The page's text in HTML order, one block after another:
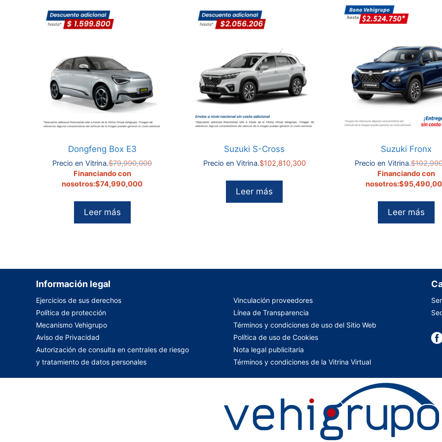
Dongfeng Box E3
Precio en Vitrina.$79,990,000El
Financiando con
nosotros:$74,990,000
Leer más
Suzuki S-Cross
Precio en Vitrina.$102,810,300
Leer más
Suzuki Fronx
Precio en Vitrina.$
Financiando con
nosotros:$
Leer más
Información legal
Ejercicios de sus derechos
Política de protección
Mecanismo Vehigrupo
Aviso de Privacidad
Autorización de consulta en centrales de riesgo
y tratamiento de datos personales
Vinculación proveedores
Línea de Transparencia
Términos y condiciones de uso del Sitio Web
Política de uso de Cookies
Nota legal publicitaria
Términos y condiciones de la Vitrina Virtual